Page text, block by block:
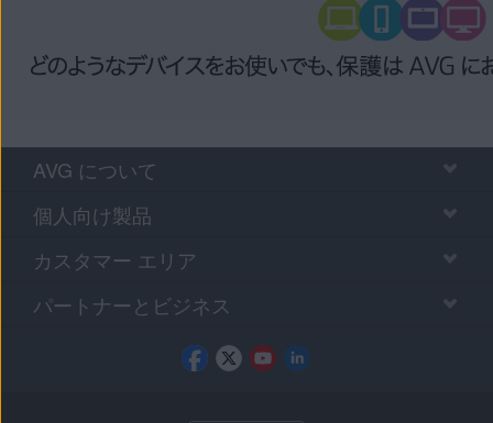
AVG について
個人向け製品
カスタマー エリア
パートナーとビジネス